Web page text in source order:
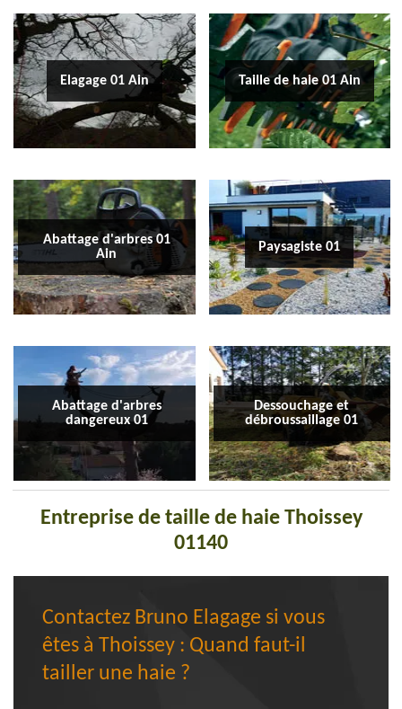
Elagage 01 Ain Taille de haie 01 Ain
Abattage d'arbres 01
Ain
Paysagiste 01
Abattage d'arbres
dangereux 01
Dessouchage et
débroussaillage 01
Entreprise de taille de haie Thoissey
01140
Contactez Bruno Elagage si vous
êtes à Thoissey : Quand faut-il
tailler une haie ?